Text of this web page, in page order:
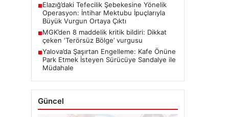
■Elazığ’daki Tefecilik Şebekesine Yönelik
Operasyon: İntihar Mektubu İpuçlarıyla
Büyük Vurgun Ortaya Çıktı
■MGK’den 8 maddelik kritik bildiri: Dikkat
çeken ‘Terörsüz Bölge’ vurgusu
■Yalova’da Şaşırtan Engelleme: Kafe Önüne
Park Etmek İsteyen Sürücüye Sandalye ile
Müdahale
Güncel